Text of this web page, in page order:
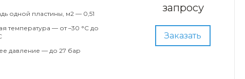
запросу
Заказать
одной пластины, м2 — 0,51
температура — от –30 °С до
давление — до 27 бар